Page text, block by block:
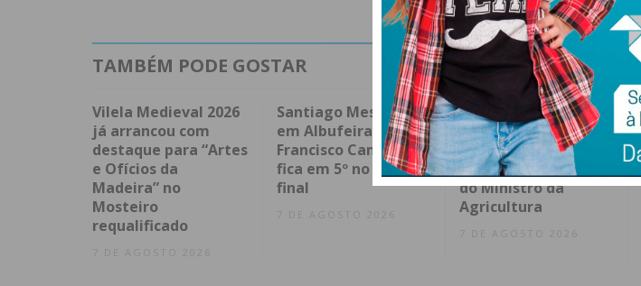
TAMBÉM PODE GOSTAR
Vilela Medieval 2026
já arrancou com
destaque para “Artes
e Ofícios da
Madeira” no
Mosteiro
requalificado
7 DE AGOSTO 2026
Santiago Mesa vence
em Albufeira e
Francisco Campos
fica em 5º no sprint
final
7 DE AGOSTO 2026
AGRIVAL 2026
arranca em Penafiel
com recinto
renovado e presença
do Ministro da
Agricultura
7 DE AGOSTO 2026